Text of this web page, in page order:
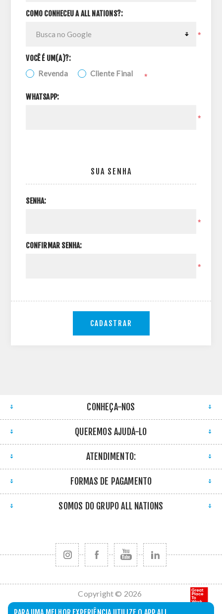
COMO CONHECEU A ALL NATIONS?:
*
VOCÊ É UM(A)?:
Revenda Cliente Final *
WHATSAPP:
*
SUA SENHA
SENHA:
*
CONFIRMAR SENHA:
*
CADASTRAR
CONHEÇA-NOS
QUEREMOS AJUDÁ-LO
ATENDIMENTO:
FORMAS DE PAGAMENTO
SOMOS DO GRUPO ALL NATIONS
Copyright © 2026
All Nations. Todos